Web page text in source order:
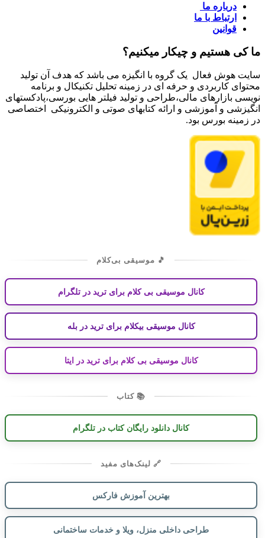
درباره ما
ارتباط با ما
قوانین
ما کی هستیم و چیکار میکنیم؟
سایت هوش فعال یک گروه با انگیزه می باشد که هدف آن تولید
محتوای کاربردی و حرفه ای در زمینه تحلیل تکنیکال و برنامه
نویسی بازارهای مالی،طراحی و تولید فیلتر هایی بورسی،پادکستهای
انگیزشی و آموزشی و ارائه کتابهای صوتی و الکترونیکی اختصاصی
در زمینه بورس بود.
🎵 موسیقی بی‌کلام
کانال موسیقی بی کلام برای ترید در تلگرام
کانال موسیقی بیکلام برای ترید در بله
کانال موسیقی بی کلام برای ترید در ایتا
📚 کتاب
کانال دانلود رایگان کتاب در تلگرام
🔗 لینک‌های مفید
بهترین آموزش فارکس
طراحی داخلی منزل، ویلا و خدمات ساختمانی